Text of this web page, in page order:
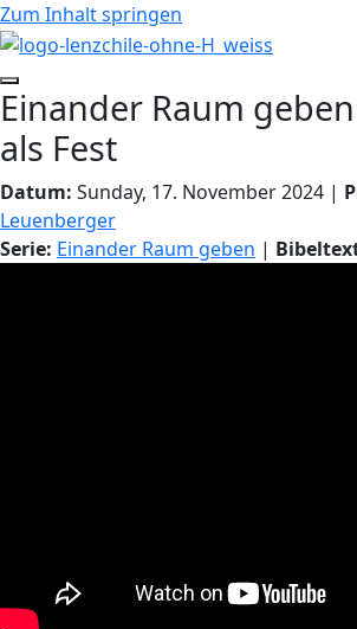
Zum Inhalt springen
Einander Raum
als Fest
Datum: Sunday, 17. November 2024 |
Leuenberger
Serie: Einander Raum geben |